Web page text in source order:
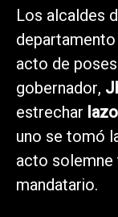
Los alcaldes
acto de
gobernador,
estrechar
uno se tomó
acto solemne
mandatario.